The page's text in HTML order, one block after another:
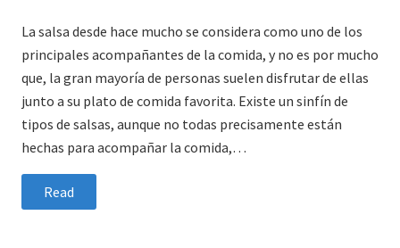
La salsa desde hace mucho se considera como uno de los
principales acompañantes de la comida, y no es por mucho
que, la gran mayoría de personas suelen disfrutar de ellas
junto a su plato de comida favorita. Existe un sinfín de
tipos de salsas, aunque no todas precisamente están
hechas para acompañar la comida,…
Read